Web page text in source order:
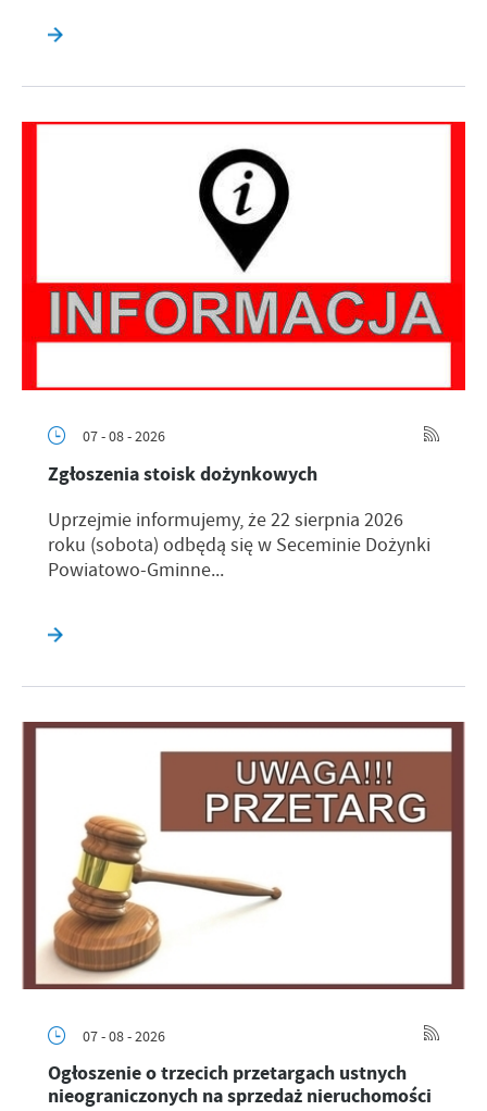
07 - 08 - 2026
Zgłoszenia stoisk dożynkowych
Uprzejmie informujemy, że 22 sierpnia 2026
roku (sobota) odbędą się w Seceminie Dożynki
Powiatowo-Gminne...
07 - 08 - 2026
Ogłoszenie o trzecich przetargach ustnych
nieograniczonych na sprzedaż nieruchomości